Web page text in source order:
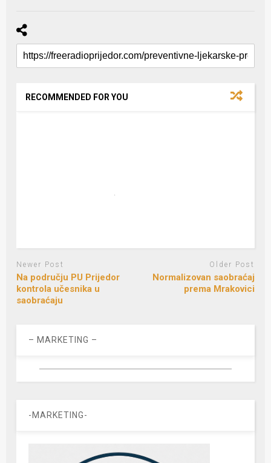
RECOMMENDED FOR YOU
Newer Post
Na području PU Prijedor
kontrola učesnika u
saobraćaju
Older Post
Normalizovan saobraćaj
prema Mrakovici
– MARKETING –
-MARKETING-